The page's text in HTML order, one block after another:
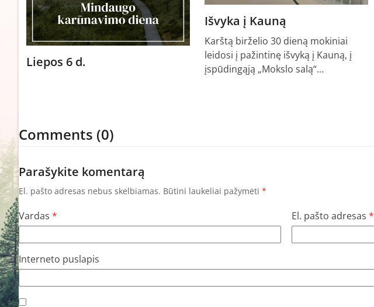
Liepos 6 d.
Išvyka į Kauną
Karštą birželio 30 dieną mokiniai
leidosi į pažintinę išvyką į Kauną, į
įspūdingąją „Mokslo salą“…
Comments (0)
Parašykite komentarą
El. pašto adresas nebus skelbiamas. Būtini laukeliai pažymėti *
Vardas * El. pašto adresas*
Interneto puslapis